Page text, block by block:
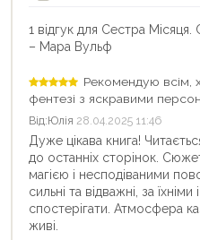
1 відгук для Сестра
– Мара Вульф
Рекомендую всім,
фентезі з яскравими персон
Від:Юлія 28.04.2025 11:46
Дуже цікава книга!
до останніх сторінок.
магією і несподіваними
сильні та відважні, за їхніми
спостерігати. Атмосфера
живі.